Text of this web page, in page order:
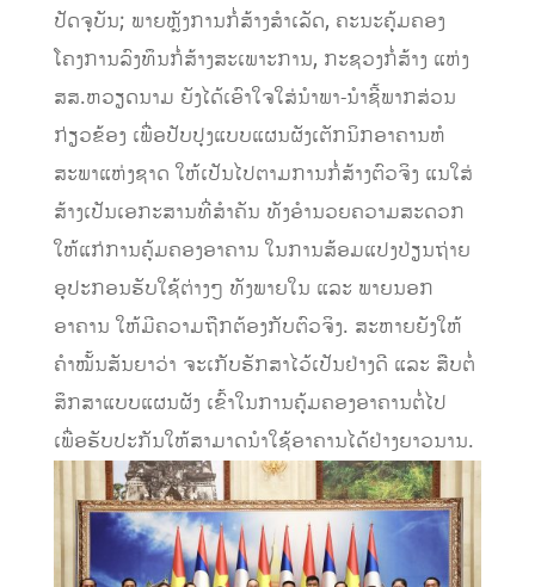
ປັດຈຸບັນ; ພາຍຫຼັງການກໍ່ສ້າງສໍາເລັດ, ຄະນະຄຸ້ມຄອງ
ໂຄງການລົງທຶນກໍ່ສ້າງສະເພາະການ, ກະຊວງກໍ່ສ້າງ ແຫ່ງ
ສສ.ຫວຽດນາມ ຍັງໄດ້ເອົາໃຈໃສ່ນໍາພາ-ນຳຊີ້ພາກສ່ວນ
ກ່ຽວຂ້ອງ ເພື່ອປັບປຸງແບບແຜນຜັງເຕັກນິກອາຄານຫໍ
ສະພາແຫ່ງຊາດ ໃຫ້ເປັນໄປຕາມການກໍ່ສ້າງຕົວຈິງ ແນໃສ່
ສ້າງເປັນເອກະສານທີ່ສໍາຄັນ ທັງອໍານວຍຄວາມສະດວກ
ໃຫ້ແກ່ການຄຸ້ມຄອງອາຄານ ໃນການສ້ອມແປງປ່ຽນຖ່າຍ
ອຸປະກອນຮັບໃຊ້ຕ່າງໆ ທັງພາຍໃນ ແລະ ພາຍນອກ
ອາຄານ ໃຫ້ມີຄວາມຖືກຕ້ອງກັບຕົວຈິງ. ສະຫາຍຍັງໃຫ້
ຄຳໝັ້ນສັນຍາວ່າ ຈະເກັບຮັກສາໄວ້ເປັນຢ່າງດີ ແລະ ສືບຕໍ່
ສຶກສາແບບແຜນຜັງ ເຂົ້າໃນການຄຸ້ມຄອງອາຄານຕໍ່ໄປ
ເພື່ອຮັບປະກັນໃຫ້ສາມາດນໍາໃຊ້ອາຄານໄດ້ຢ່າງຍາວນານ.